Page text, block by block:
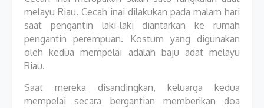
melayu Riau. Cecah inai dilakukan pada malam hari
saat pengantin laki-laki diantarkan ke rumah
pengantin perempuan. Kostum yang digunakan
oleh kedua mempelai adalah baju adat melayu
Riau.
Saat mereka disandingkan, keluarga kedua
mempelai secara bergantian memberikan doa